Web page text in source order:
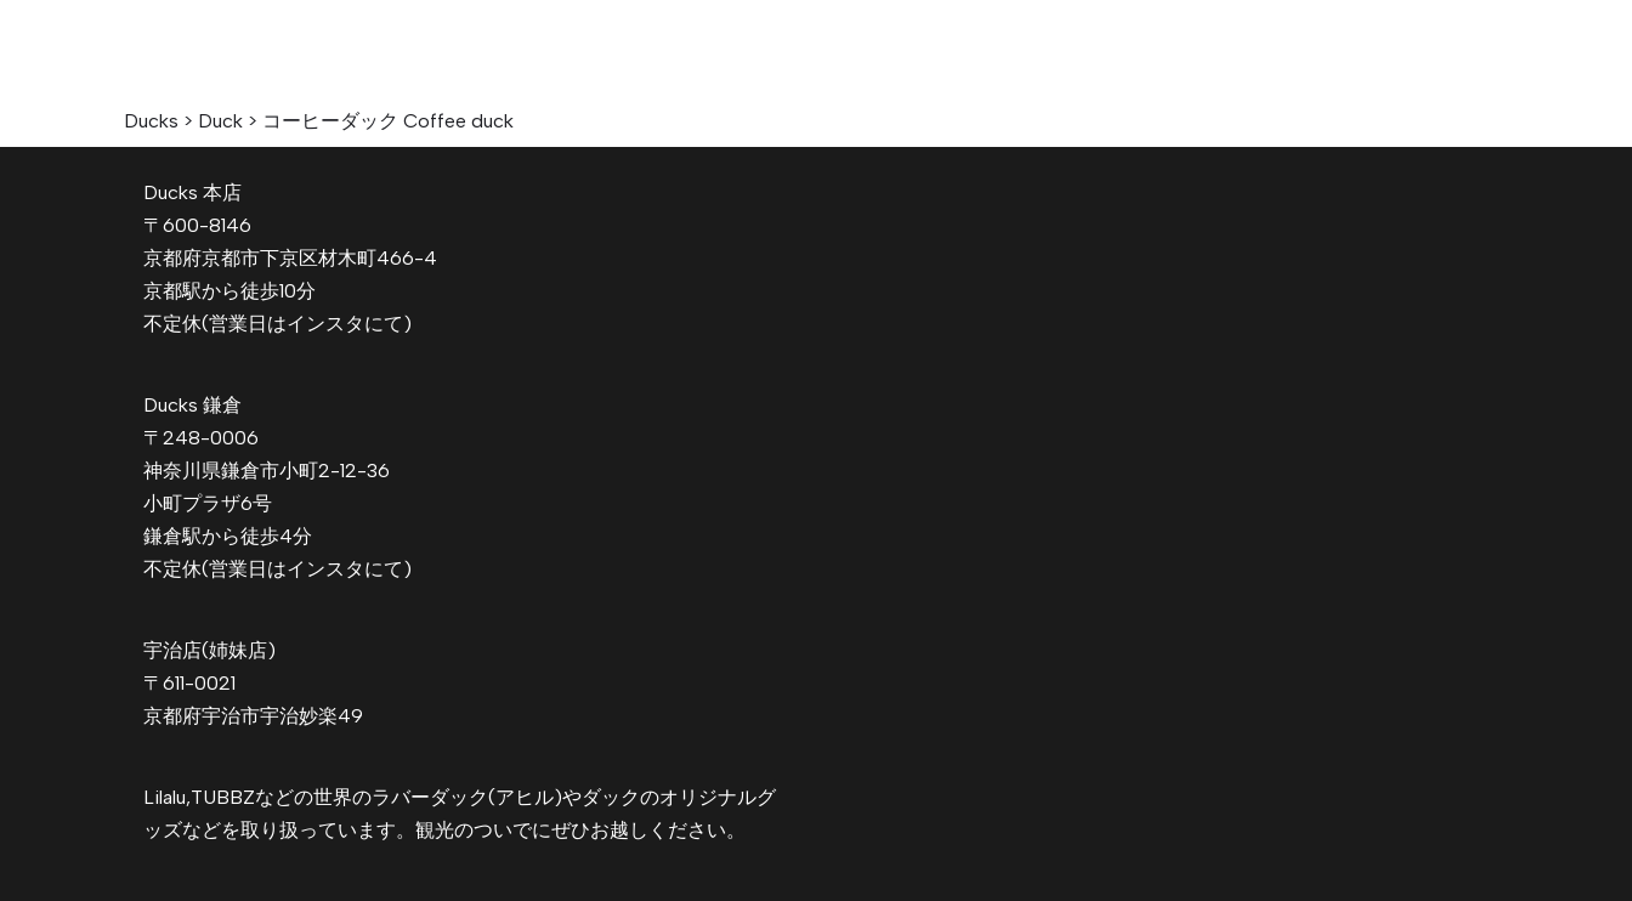
Ducks > Duck > コーヒーダック Coffee duck
Ducks 本店
〒600-8146
京都府京都市下京区材木町466-4
京都駅から徒歩10分
不定休(営業日はインスタにて)
Ducks 鎌倉
〒248-0006
神奈川県鎌倉市小町2-12-36
小町プラザ6号
鎌倉駅から徒歩4分
不定休(営業日はインスタにて)
宇治店(姉妹店)
〒611-0021
京都府宇治市宇治妙楽49
Lilalu,TUBBZなどの世界のラバーダック(アヒル)やダックのオリジナルグ
ッズなどを取り扱っています。観光のついでにぜひお越しください。